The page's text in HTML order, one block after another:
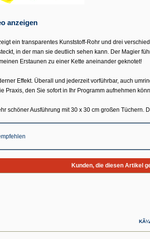
anzeigen
ein transparentes Kunststoff-Rohr und drei
in der man sie deutlich sehen kann. Der Magier
Erstaunen zu einer Kette aneinander geknotet!
Effekt. Überall und jederzeit vorführbar, auch
Praxis, den Sie sofort in Ihr Programm aufnehmen
schöner Ausführung mit 30 x 30 cm großen
Kunden, die diesen Artikel